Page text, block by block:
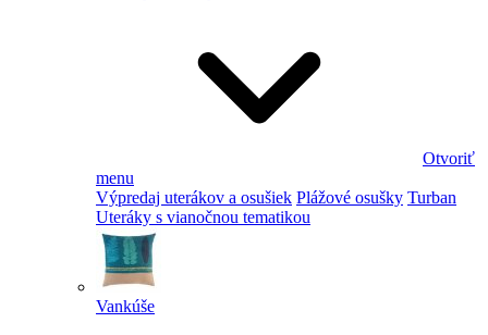
Otvoriť
menu
Výpredaj uterákov a osušiek Plážové osušky Turban
Uteráky s vianočnou tematikou
Vankúše